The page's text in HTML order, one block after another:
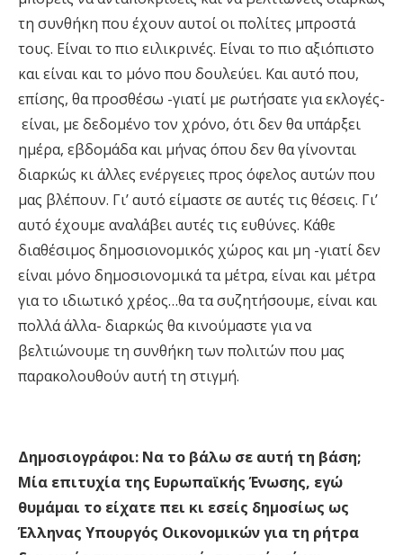
τη συνθήκη που έχουν αυτοί οι πολίτες μπροστά
τους. Είναι το πιο ειλικρινές. Είναι το πιο αξιόπιστο
και είναι και το μόνο που δουλεύει. Και αυτό που,
επίσης, θα προσθέσω -γιατί με ρωτήσατε για εκλογές-
είναι, με δεδομένο τον χρόνο, ότι δεν θα υπάρξει
ημέρα, εβδομάδα και μήνας όπου δεν θα γίνονται
διαρκώς κι άλλες ενέργειες προς όφελος αυτών που
μας βλέπουν. Γι’ αυτό είμαστε σε αυτές τις θέσεις. Γι’
αυτό έχουμε αναλάβει αυτές τις ευθύνες. Κάθε
διαθέσιμος δημοσιονομικός χώρος και μη -γιατί δεν
είναι μόνο δημοσιονομικά τα μέτρα, είναι και μέτρα
για το ιδιωτικό χρέος…θα τα συζητήσουμε, είναι και
πολλά άλλα- διαρκώς θα κινούμαστε για να
βελτιώνουμε τη συνθήκη των πολιτών που μας
παρακολουθούν αυτή τη στιγμή.
Δημοσιογράφοι: Να το βάλω σε αυτή τη βάση;
Μία επιτυχία της Ευρωπαϊκής Ένωσης, εγώ
θυμάμαι το είχατε πει κι εσείς δημοσίως ως
Έλληνας Υπουργός Οικονομικών για τη ρήτρα